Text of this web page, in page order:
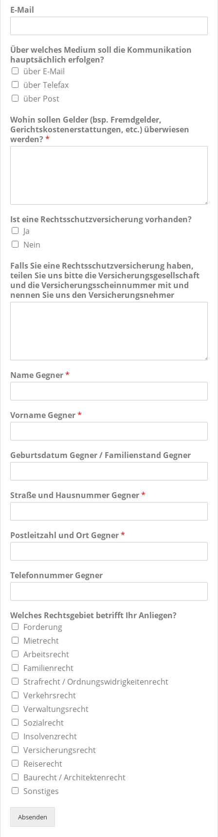
E-Mail
Über welches Medium soll die Kommunikation
hauptsächlich erfolgen?
über E-Mail
über Telefax
über Post
Wohin sollen Gelder (bsp. Fremdgelder,
Gerichtskostenerstattungen, etc.) überwiesen
werden? *
Ist eine Rechtsschutzversicherung vorhanden?
Ja
Nein
Falls Sie eine Rechtsschutzversicherung haben,
teilen Sie uns bitte die Versicherungsgesellschaft
und die Versicherungsscheinnummer mit und
nennen Sie uns den Versicherungsnehmer
Name Gegner*
Vorname Gegner*
Geburtsdatum Gegner / Familienstand Gegner
Straße und Hausnummer Gegner*
Postleitzahl und Ort Gegner*
Telefonnummer Gegner
Welches Rechtsgebiet betrifft Ihr Anliegen?
Forderung
Mietrecht
Arbeitsrecht
Familienrecht
Strafrecht / Ordnungswidrigkeitenrecht
Verkehrsrecht
Verwaltungsrecht
Sozialrecht
Insolvenzrecht
Versicherungsrecht
Reiserecht
Baurecht / Architektenrecht
Sonstiges
Absenden